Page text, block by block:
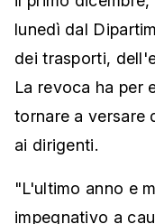
lunedì dal
dei trasporti,
La revoca ha per
tornare a versare
ai dirigenti.
"L'ultimo anno e
impegnativo a